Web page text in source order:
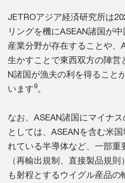
JETROアジア経済研究所は
リングを機にASEAN諸国が
産業分野が存在することや、
生かすことで東西双方の陣営
N諸国が漁夫の利を得ること
います9。
なお、ASEAN諸国にマイナ
としては、ASEANを含む米
れている半導体など、一部重
（再輸出規制、直接製品規
も射程とするウイグル産品の